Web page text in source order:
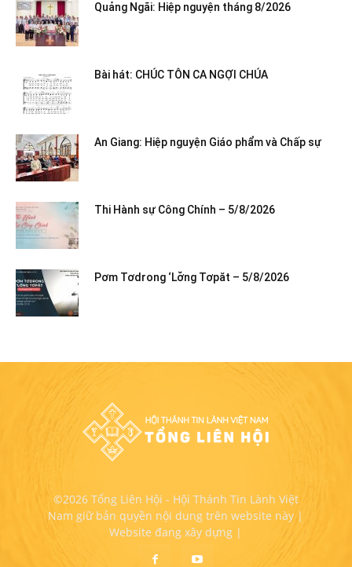
Quảng Ngãi: Hiệp nguyện tháng 8/2026
Bài hát: CHÚC TÔN CA NGỢI CHÚA
An Giang: Hiệp nguyện Giáo phẩm và Chấp sự
Thi Hành sự Công Chính – 5/8/2026
Pơm Tơdrong ‘Lơ̆ng Tơpăt – 5/8/2026
©2026 Tổng Liên Hội - Hội Thánh Tin Lành Việt
Nam giữ bản quyền nội dung trên website này |
Website đang xây dựng |